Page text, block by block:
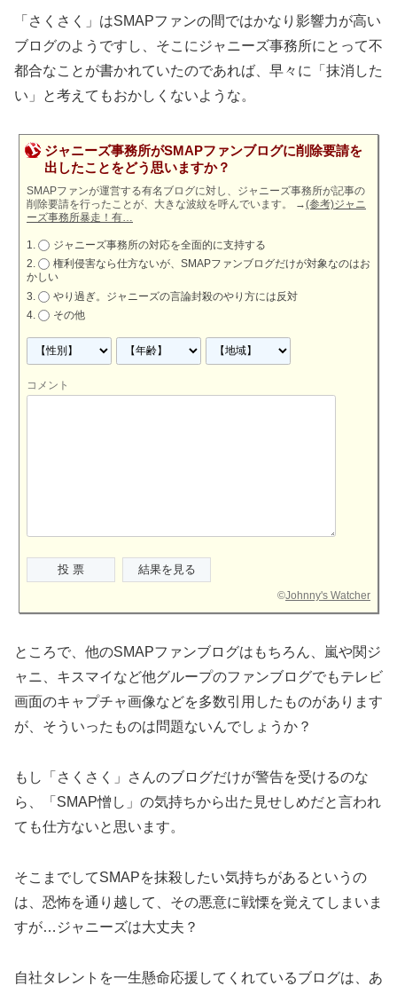
「さくさく」はSMAPファンの間ではかなり影響力が高い
ブログのようですし、そこにジャニーズ事務所にとって不
都合なことが書かれていたのであれば、早々に「抹消した
い」と考えてもおかしくないような。
ジャニーズ事務所がSMAPファンブログに削除要請を
出したことをどう思いますか？
SMAPファンが運営する有名ブログに対し、ジャニーズ事務所が記事の
削除要請を行ったことが、大きな波紋を呼んでいます。
→(参考)ジャニ
ーズ事務所暴走！有…
ジャニーズ事務所の対応を全面的に支持する
権利侵害なら仕方ないが、SMAPファンブログだけが対象なのはお
かしい
やり過ぎ。ジャニーズの言論封殺のやり方には反対
その他
コメント
©Johnny's Watcher
ところで、他のSMAPファンブログはもちろん、嵐や関ジ
ャニ、キスマイなど他グループのファンブログでもテレビ
画面のキャプチャ画像などを多数引用したものがあります
が、そういったものは問題ないんでしょうか？
もし「さくさく」さんのブログだけが警告を受けるのな
ら、「SMAP憎し」の気持ちから出た見せしめだと言われ
ても仕方ないと思います。
そこまでしてSMAPを抹殺したい気持ちがあるというの
は、恐怖を通り越して、その悪意に戦慄を覚えてしまいま
すが…ジャニーズは大丈夫？
自社タレントを一生懸命応援してくれているブログは、あ